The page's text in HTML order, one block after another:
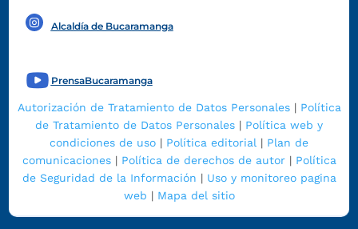
Alcaldía de Bucaramanga
PrensaBucaramanga
Autorización de Tratamiento de Datos Personales| Política
de Tratamiento de Datos Personales | Política web y
condiciones de uso | Política editorial | Plan de
comunicaciones| Política de derechos de autor| Política
de Seguridad de la Información | Uso y monitoreo pagina
web | Mapa del sitio